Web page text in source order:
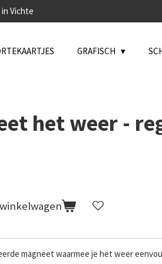
Vichte
GRAFISCH
het weer -
magneet waarmee je het weer